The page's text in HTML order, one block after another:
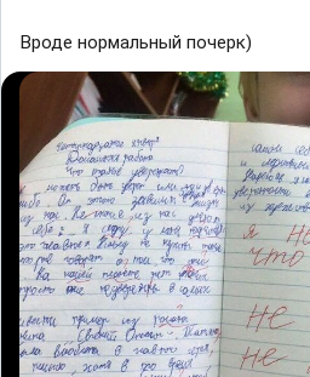
Вроде нормальный почерк)